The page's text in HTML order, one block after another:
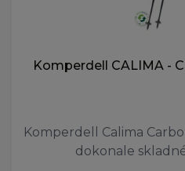
Komperdell CALIMA -
Komperdell Calima
dokonale